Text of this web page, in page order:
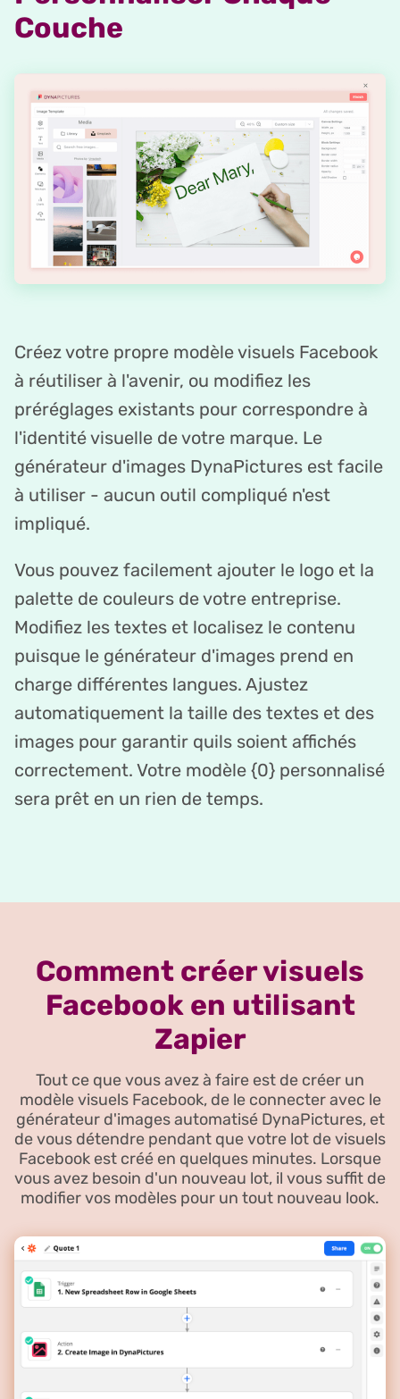
Couche
Créez votre propre modèle visuels Facebook
à réutiliser à l'avenir, ou modifiez les
préréglages existants pour correspondre à
l'identité visuelle de votre marque. Le
générateur d'images DynaPictures est facile
à utiliser - aucun outil compliqué n'est
impliqué.
Vous pouvez facilement ajouter le logo et la
palette de couleurs de votre entreprise.
Modifiez les textes et localisez le contenu
puisque le générateur d'images prend en
charge différentes langues. Ajustez
automatiquement la taille des textes et des
images pour garantir quils soient affichés
correctement. Votre modèle {0} personnalisé
sera prêt en un rien de temps.
Comment créer visuels
Facebook en utilisant
Zapier
Tout ce que vous avez à faire est de créer un
modèle visuels Facebook, de le connecter avec le
générateur d'images automatisé DynaPictures, et
de vous détendre pendant que votre lot de visuels
Facebook est créé en quelques minutes. Lorsque
vous avez besoin d'un nouveau lot, il vous suffit de
modifier vos modèles pour un tout nouveau look.